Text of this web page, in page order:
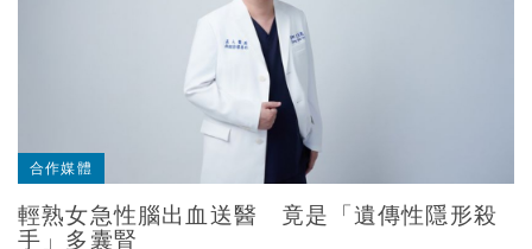
合作媒體
輕熟女急性腦出血送醫 竟是「遺傳性隱形殺
手」多囊腎